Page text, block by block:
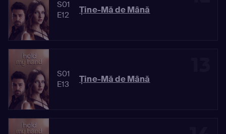
S01
E12
Ține-Mă de Mână
S01
E13
Ține-Mă de Mână